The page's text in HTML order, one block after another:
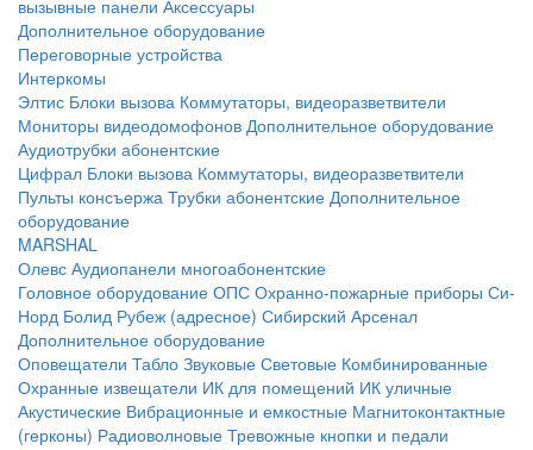
вызывные панели Аксессуары
Дополнительное оборудование
Переговорные устройства
Интеркомы
Элтис Блоки вызова Коммутаторы, видеоразветвители
Мониторы видеодомофонов Дополнительное оборудование
Аудиотрубки абонентские
Цифрал Блоки вызова Коммутаторы, видеоразветвители
Пульты консъержа Трубки абонентские Дополнительное
оборудование
MARSHAL
Олевс Аудиопанели многоабонентские
Головное оборудование ОПС Охранно-пожарные приборы Си-
Норд Болид Рубеж (адресное) Сибирский Арсенал
Дополнительное оборудование
Оповещатели Табло Звуковые Световые Комбинированные
Охранные извещатели ИК для помещений ИК уличные
Акустические Вибрационные и емкостные Магнитоконтактные
(герконы) Радиоволновые Тревожные кнопки и педали